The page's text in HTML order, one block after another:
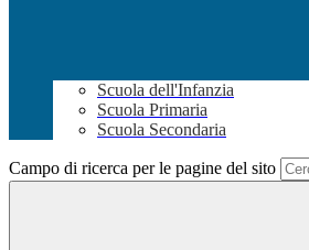
Scuola dell'Infanzia
Scuola Primaria
Scuola Secondaria
Campo di ricerca per le pagine del sito